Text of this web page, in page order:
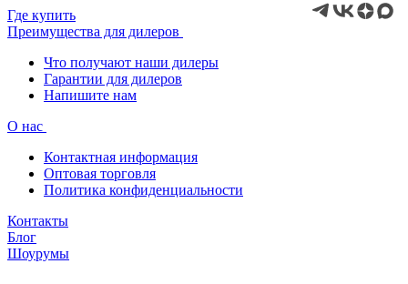
Где купить
Преимущества для дилеров
Что получают наши дилеры
Гарантии для дилеров
Напишите нам
О нас
Контактная информация
Оптовая торговля
Политика конфиденциальности
Контакты
Блог
Шоурумы